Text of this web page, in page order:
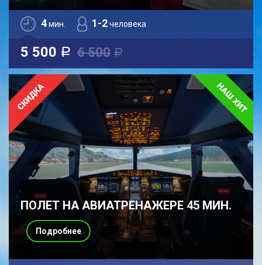
4мин. 1-2человека
5 500 a 6 500 a
ПОЛЕТ НА АВИАТРЕНАЖЕРЕ 45 МИН.
Подробнее